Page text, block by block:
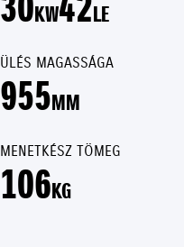
KW LE
ÜLÉS MAGASSÁGA
955MM
MENETKÉSZ TÖMEG
106KG